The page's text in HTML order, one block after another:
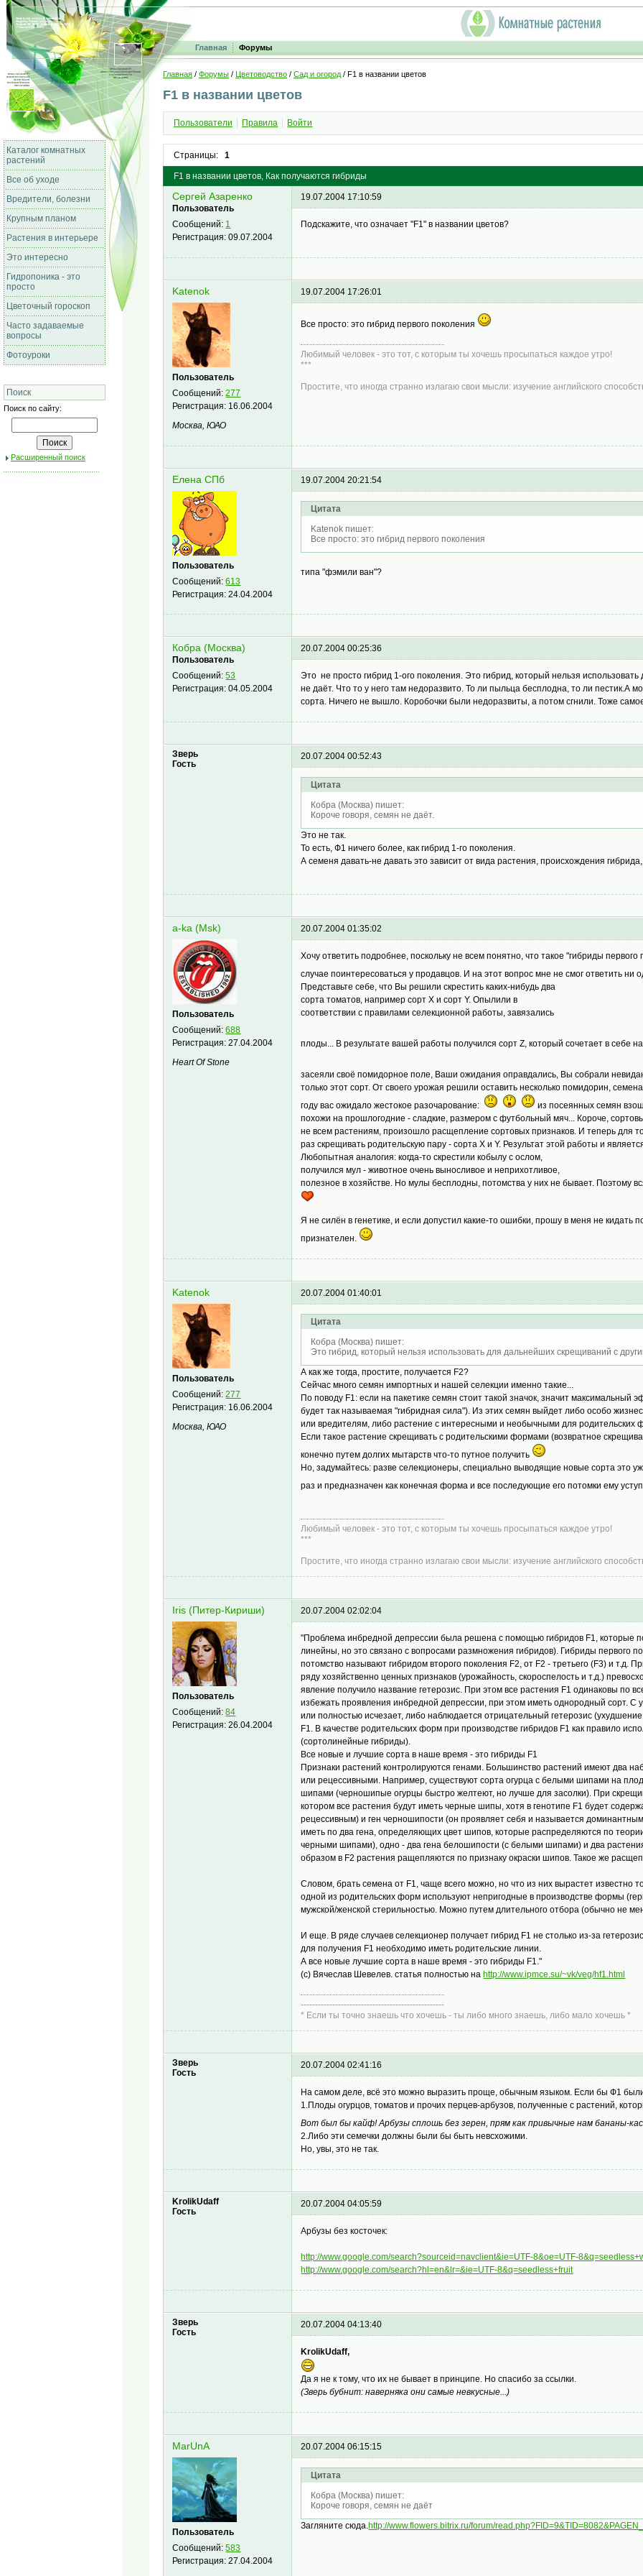
Главная Форумы
Каталог комнатных
растений
Все об уходе
Вредители, болезни
Крупным планом
Растения в интерьере
Это интересно
Гидропоника - это
просто
Цветочный гороскоп
Часто задаваемые
вопросы
Фотоуроки
Поиск
Поиск по сайту:
Расширенный поиск
Главная / Форумы / Цветоводство / Сад и огород / F1 в названии цветов
F1 в названии цветов
Пользователи Правила Войти
Страницы: 1
F1 в названии цветов, Как получаются гибриды
Сергей Азаренко
Пользователь
Сообщений: 1
Регистрация:09.07.2004
19.07.2004 17:10:59
Подскажите, что означает "F1" в названии цветов?
Katenok
Пользователь
Сообщений:277
Регистрация: 16.06.2004
Москва, ЮАО
19.07.2004 17:26:01
Все просто: это гибрид первого поколения
Любимый человек - это тот, с которым ты хочешь просыпаться каждое утро!
***
Простите, что иногда странно излагаю свои мысли: изучение английского
Елена СПб
Пользователь
Сообщений:613
Регистрация:24.04.2004
19.07.2004 20:21:54
Цитата
Katenok пишет:
Все просто: это гибрид первого поколения
типа "фэмили ван"?
Кобра (Москва)
Пользователь
Сообщений:53
Регистрация:04.05.2004
20.07.2004 00:25:36
Это не просто гибрид 1-ого поколения. Это гибрид, который нельзя
не даёт. Что то у него там недоразвито. То ли пыльца бесплодна, то ли пестик.А
сорта. Ничего не вышло. Коробочки были недоразвиты, а потом сгнили. Тоже
Зверь
Гость
20.07.2004 00:52:43
Цитата
Кобра (Москва) пишет:
Короче говоря, семян не даёт.
Это не так.
То есть, Ф1 ничего более, как гибрид 1-го поколения.
А семеня давать-не давать это зависит от вида растения, происхождения
a-ka (Msk)
Пользователь
Сообщений:688
Регистрация:27.04.2004
Heart Of Stone
20.07.2004 01:35:02
Хочу ответить подробнее, поскольку не всем понятно, что такое "гибриды
случае поинтересоваться у продавцов. И на этот вопрос мне не смог ответить
Представьте себе, что Вы решили скрестить каких-нибудь два
сорта томатов, например сорт X и сорт Y. Опылили в
соответствии с правилами селекционной работы, завязались
плоды... В результате вашей работы получился сорт Z, который сочетает в себе
засеяли своё помидорное поле, Ваши ожидания оправдались, Вы собрали
только этот сорт. От своего урожая решили оставить несколько помидорин,
году вас ожидало жестокое разочарование:
из посеянных семян
похожи на прошлогодние - сладкие, размером с футбольный мяч... Короче,
не всем растениям, произошло расщепление сортовых признаков. И теперь для
раз скрещивать родительскую пару - сорта X и Y. Результат этой работы и
Любопытная аналогия: когда-то скрестили кобылу с ослом,
получился мул - животное очень выносливое и неприхотливое,
полезное в хозяйстве. Но мулы бесплодны, потомства у них не бывает. Поэтому
Я не силён в генетике, и если допустил какие-то ошибки, прошу в меня не кидать
признателен.
Katenok
Пользователь
Сообщений:277
Регистрация: 16.06.2004
Москва, ЮАО
20.07.2004 01:40:01
Цитата
Кобра (Москва) пишет:
Это гибрид, который нельзя использовать для дальнейших скрещиваний с
А как же тогда, простите, получается F2?
Сейчас много семян импортных и нашей селекции именно такие...
По поводу F1: если на пакетике семян стоит такой значок, значит максимальный
будет так называемая "гибридная сила"). Из этих семян выйдет либо особо
или вредителям, либо растение с интересными и необычными для родительских
Если такое растение скрещивать с родительскими формами (возвратное
конечно путем долгих мытарств что-то путное получить
Но, задумайтесь: разве селекционеры, специально выводящие новые сорта это
раз и предназначен как конечная форма и все последующие его потомки ему
Любимый человек - это тот, с которым ты хочешь просыпаться каждое утро!
***
Простите, что иногда странно излагаю свои мысли: изучение английского
Iris (Питер-Кириши)
Пользователь
Сообщений:84
Регистрация:26.04.2004
20.07.2004 02:02:04
"Проблема инбредной депрессии была решена с помощью гибридов F1, которые
линейны, но это связано с вопросами размножения гибридов). Гибриды первого
потомство называют гибридом второго поколения F2, от F2 - третьего (F3) и т.д.
ряду хозяйственно ценных признаков (урожайность, скороспелость и т.д.)
явление получило название гетерозис. При этом все растения F1 одинаковы по
избежать проявления инбредной депрессии, при этом иметь однородный сорт. С
или полностью исчезает, либо наблюдается отрицательный гетерозис
F1. В качестве родительских форм при производстве гибридов F1 как правило
(сортолинейные гибриды).
Все новые и лучшие сорта в наше время - это гибриды F1
Признаки растений контролируются генами. Большинство растений имеют два
или рецессивными. Hапример, существуют сорта огурца с белыми шипами на
шипами (черношипые огурцы быстро желтеют, но лучше для засолки). При
котором все растения будут иметь черные шипы, хотя в генотипе F1 будет
рецессивным) и ген черношипости (он проявляет себя и называется
иметь по два гена, определяющих цвет шипов, которые распределяются по
черными шипами), одно - два гена белошипости (с белыми шипами) и два
образом в F2 растения ращепляются по признаку окраски шипов. Такое же
Словом, брать семена от F1, чаще всего можно, но что из них вырастет известно
одной из родительских форм используют непригодные в производстве формы
мужской/женской стерильностью. Можно путем длительного отбора (обычно не
И еще. В ряде случаев селекционер получает гибрид F1 не столько из-за
для получения F1 необходимо иметь родительские линии.
А все новые лучшие сорта в наше время - это гибриды F1."
(с) Вячеслав Шевелев. статья полностью наhttp://www.ipmce.su/~vk/veg/hf1.html
--------------------------------------------------
* Если ты точно знаешь что хочешь - ты либо много знаешь, либо мало хочешь *
Зверь
Гость
20.07.2004 02:41:16
На самом деле, всё это можно выразить проще, обычным языком. Если бы Ф1
1.Плоды огурцов, томатов и прочих перцев-арбузов, полученные с растений,
Вот был бы кайф! Арбузы сплошь без зерен, прям как привычные нам бананы-
2.Либо эти семечки должны были бы быть невсхожими.
Но, увы, это не так.
KrolikUdaff
Гость
20.07.2004 04:05:59
Арбузы без косточек:
http://www.google.com/search?sourceid=navclient&ie=UTF-8&oe=UTF-
http://www.google.com/search?hl=en&lr=&ie=UTF-8&q=seedless+fruit
Зверь
Гость
20.07.2004 04:13:40
KrolikUdaff,
Да я не к тому, что их не бывает в принципе. Но спасибо за ссылки.
(Зверь бубнит: наверняка они самые невкусные...)
MarUnA
Пользователь
Сообщений:583
Регистрация:27.04.2004
20.07.2004 06:15:15
Цитата
Кобра (Москва) пишет:
Короче говоря, семян не даёт
Загляните сюда.http://www.flowers.bitrix.ru/forum/